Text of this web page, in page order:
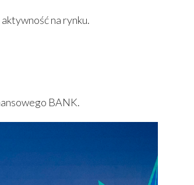
na rynku.
BANK.